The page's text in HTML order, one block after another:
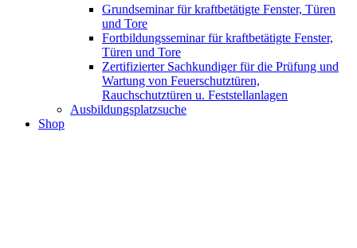
Grundseminar für kraftbetätigte Fenster, Türen
und Tore
Fortbildungsseminar für kraftbetätigte Fenster,
Türen und Tore
Zertifizierter Sachkundiger für die Prüfung und
Wartung von Feuerschutztüren,
Rauchschutztüren u. Feststellanlagen
Ausbildungsplatzsuche
Shop